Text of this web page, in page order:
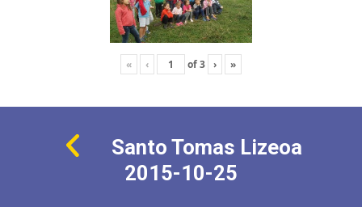
« ‹ of3 › »
Santo Tomas Lizeoa
2015-10-25